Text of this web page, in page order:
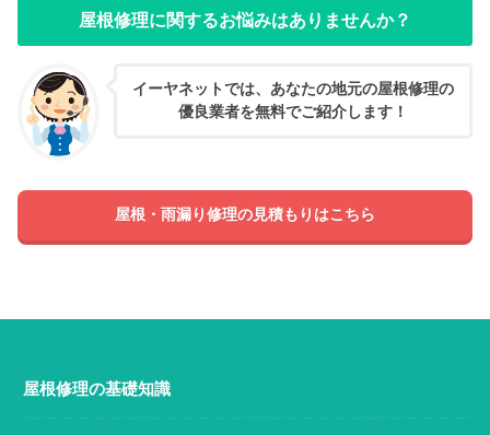
屋根修理に関するお悩みはありませんか？
イーヤネットでは、あなたの地元の屋根修理の
優良業者を無料でご紹介します！
屋根・雨漏り修理の見積もりはこちら
屋根修理の基礎知識